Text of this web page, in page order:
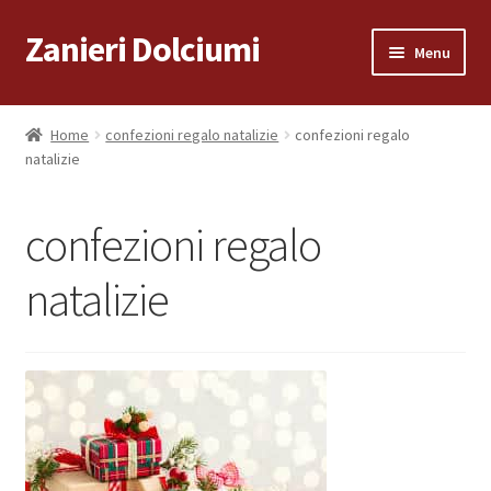
Vai
alla
Vai
al
Zanieri Dolciumi Menu
Home
Carrello
Condizioni di vendita
Consegna a Domicilio
Dove siamo
Home confezioni regalo natalizie
confezioni regalo
natalizie
confezioni regalo
natalizie